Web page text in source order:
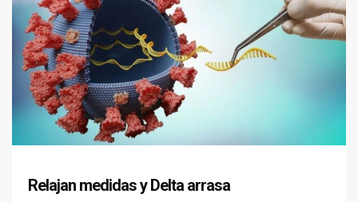
Relajan medidas y Delta arrasa